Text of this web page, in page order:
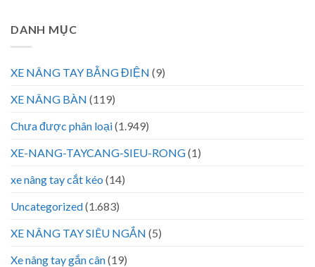
DANH MỤC
XE NÂNG TAY BẰNG ĐIỆN (9)
XE NÂNG BÀN (119)
Chưa được phân loại(1.949)
XE-NANG-TAYCANG-SIEU-RONG(1)
xe nâng tay cắt kéo (14)
Uncategorized(1.683)
XE NÂNG TAY SIÊU NGẮN (5)
Xe nâng tay gắn cân(19)